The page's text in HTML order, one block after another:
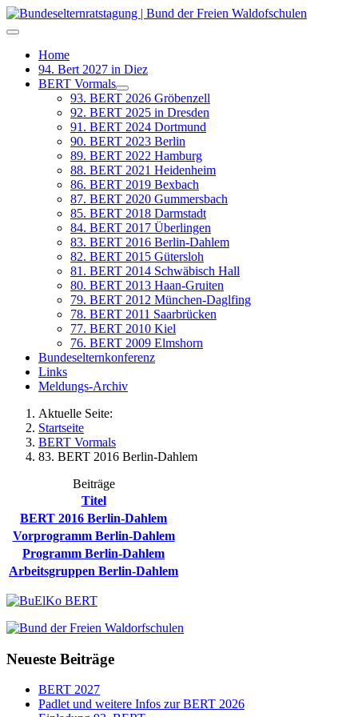
Home
94. Bert 2027 in Diez
BERT Vormals
93. BERT 2026 Gröbenzell
92. BERT 2025 in Dresden
91. BERT 2024 Dortmund
90. BERT 2023 Berlin
89. BERT 2022 Hamburg
88. BERT 2021 Heidenheim
86. BERT 2019 Bexbach
87. BERT 2020 Gummersbach
85. BERT 2018 Darmstadt
84. BERT 2017 Überlingen
83. BERT 2016 Berlin-Dahlem
82. BERT 2015 Gütersloh
81. BERT 2014 Schwäbisch Hall
80. BERT 2013 Haan-Gruiten
79. BERT 2012 München-Daglfing
78. BERT 2011 Saarbrücken
77. BERT 2010 Kiel
76. BERT 2009 Elmshorn
Bundeselternkonferenz
Links
Meldungs-Archiv
Aktuelle Seite:
Startseite
BERT Vormals
83. BERT 2016 Berlin-Dahlem
Beiträge
Titel
BERT 2016 Berlin-Dahlem
Vorprogramm Berlin-Dahlem
Programm Berlin-Dahlem
Arbeitsgruppen Berlin-Dahlem
Neueste Beiträge
BERT 2027
Padlet und weitere Infos zur BERT 2026